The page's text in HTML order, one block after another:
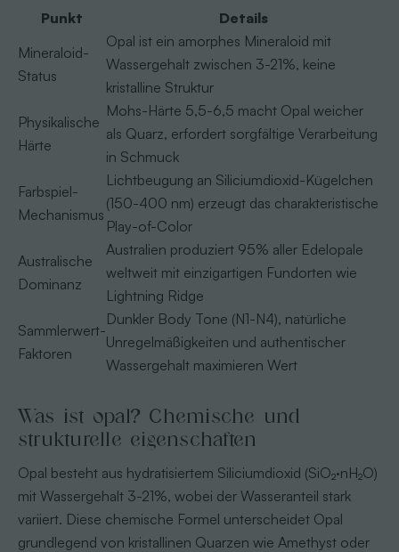
Punkt
Details
Mineraloid-
Status
Opal ist ein amorphes Mineraloid mit
Wassergehalt zwischen 3-21%, keine
kristalline Struktur
Physikalische
Härte
Mohs-Härte 5,5-6,5 macht Opal weicher
als Quarz, erfordert sorgfältige Verarbeitung
in Schmuck
Farbspiel-
Mechanismus
Lichtbeugung an Siliciumdioxid-Kügelchen
(150-400 nm) erzeugt das charakteristische
Play-of-Color
Australische
Dominanz
Australien produziert 95% aller Edelopale
weltweit mit einzigartigen Fundorten wie
Lightning Ridge
Sammlerwert-
Faktoren
Dunkler Body Tone (N1-N4), natürliche
Unregelmäßigkeiten und authentischer
Wassergehalt maximieren Wert
Was ist opal? Chemische und
strukturelle eigenschaften
Opal besteht aus hydratisiertem Siliciumdioxid (SiO₂·nH₂O)
mit Wassergehalt 3-21%, wobei der Wasseranteil stark
variiert. Diese chemische Formel unterscheidet Opal
grundlegend von kristallinen Quarzen wie Amethyst oder